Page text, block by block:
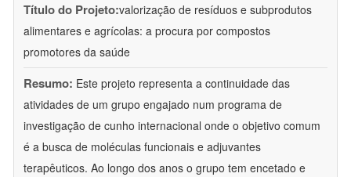
Título do Projeto:valorização de resíduos e subprodutos
alimentares e agrícolas: a procura por compostos
promotores da saúde
Resumo: Este projeto representa a continuidade das
atividades de um grupo engajado num programa de
investigação de cunho internacional onde o objetivo comum
é a busca de moléculas funcionais e adjuvantes
terapêuticos. Ao longo dos anos o grupo tem encetado e